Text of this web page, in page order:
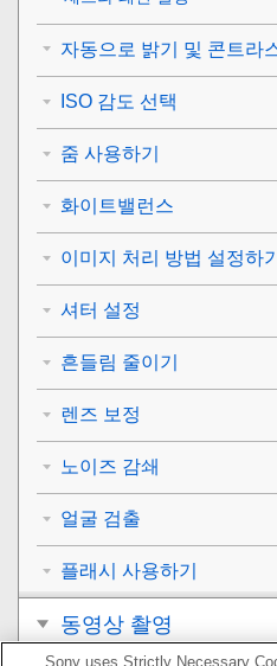
자동으로 밝기 및 콘트라
ISO 감도 선택
줌 사용하기
화이트밸런스
이미지 처리 방법 설정하기
셔터 설정
흔들림 줄이기
렌즈 보정
노이즈 감쇄
얼굴 검출
플래시 사용하기
동영상 촬영
Sony uses Strictly Necessary